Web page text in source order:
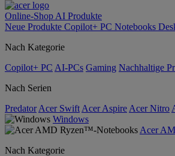
Online-Shop AI Produkte
Neue Produkte Copilot+ PC Notebooks
Nach Kategorie
Copilot+ PC AI-PCs Gaming Nachhaltige
Nach Serien
Predator Acer Swift Acer Aspire Acer Nitro
Windows
Acer
Nach Kategorie